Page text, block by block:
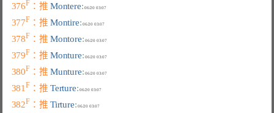
376F ：推 Montere: 06/20 03:07
377F ：推 Montire: 06/20 03:07
378F ：推 Montore: 06/20 03:07
379F ：推 Monture: 06/20 03:07
380F ：推 Munture: 06/20 03:07
381 F ：推 Terture: 06/20 03:07
382F ：推 Tirture: 06/20 03:07